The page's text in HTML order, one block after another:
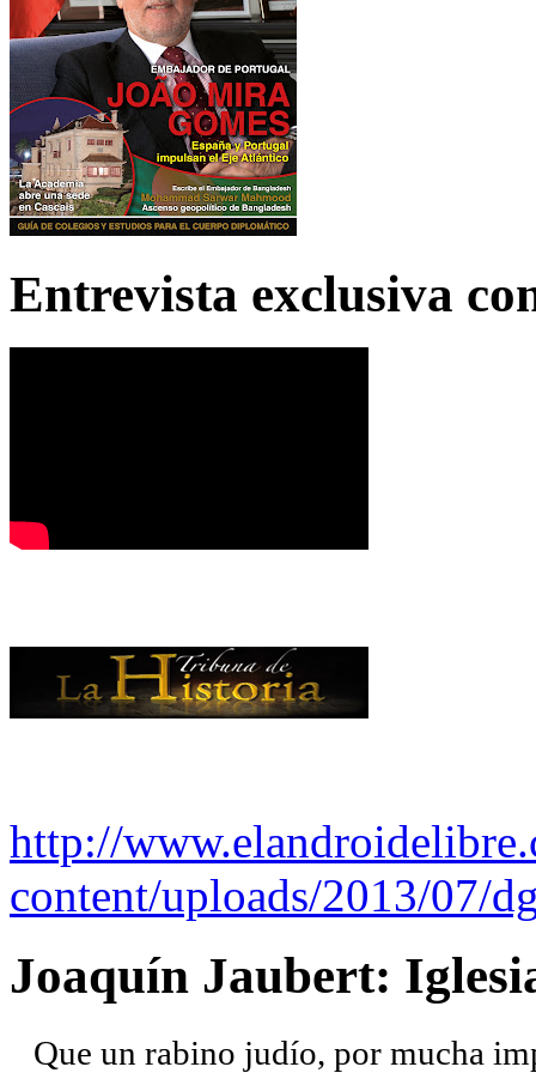
Entrevista exclusiva
http://
content/uploads/2013/07/
Joaquín Jaubert:
Que un rabino judío, por mucha